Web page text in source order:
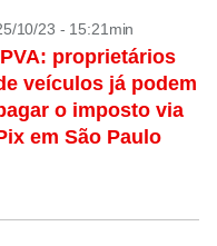
10/23 - 15:21min
proprietários
veículos já podem
o imposto via
em São Paulo